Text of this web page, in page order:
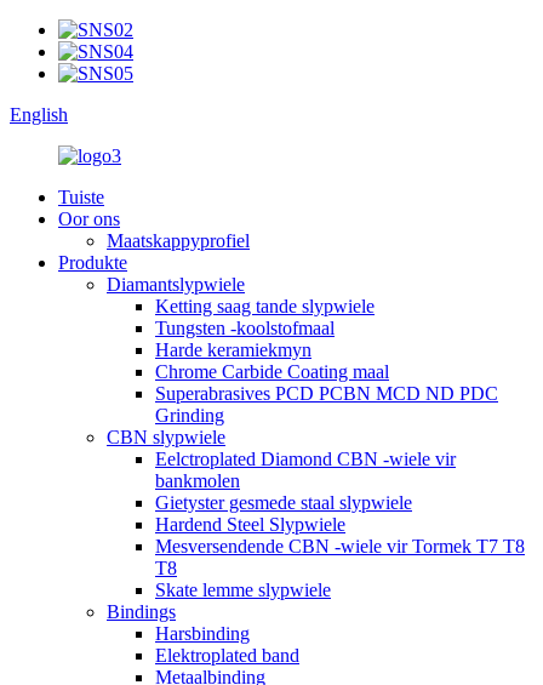
English
Tuiste
Oor ons
Maatskappyprofiel
Produkte
Diamantslypwiele
Ketting saag tande slypwiele
Tungsten -koolstofmaal
Harde keramiekmyn
Chrome Carbide Coating maal
Superabrasives PCD PCBN MCD ND PDC
Grinding
CBN slypwiele
Eelctroplated Diamond CBN -wiele vir
bankmolen
Gietyster gesmede staal slypwiele
Hardend Steel Slypwiele
Mesversendende CBN -wiele vir Tormek T7 T8
T8
Skate lemme slypwiele
Bindings
Harsbinding
Elektroplated band
Metaalbinding